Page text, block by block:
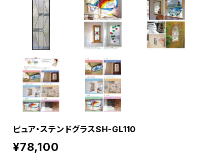
ピュア・ステンドグラスSH-GL110
¥78,100